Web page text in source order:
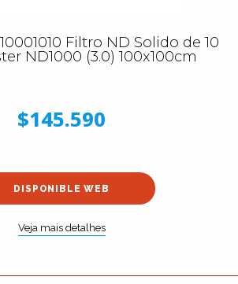
Filtro ND Solido de 10
ND1000 (3.0) 100x100cm
$145.590
DISPONIBLE WEB
Veja mais detalhes